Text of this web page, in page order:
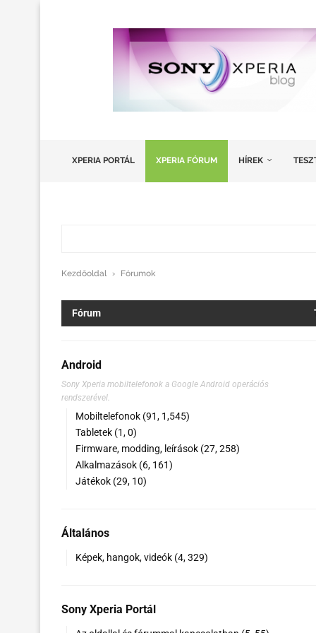
XPERIA PORTÁL XPERIA FÓRUM HÍREK
Kezdőoldal › Fórumok
Fórum
Android
Sony Xperia mobiltelefonok a Google Android operációs
rendszerével.
Mobiltelefonok (91, 1,545)
Tabletek (1, 0)
Firmware, modding, leírások (27, 258)
Alkalmazások (6, 161)
Játékok (29, 10)
Általános
Képek, hangok, videók (4, 329)
Sony Xperia Portál